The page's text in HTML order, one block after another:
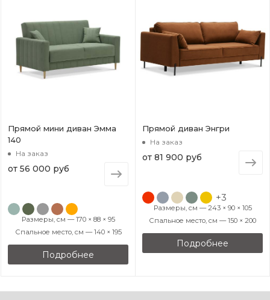
Прямой мини диван Эмма
140
На заказ
от 56 000 руб
Размеры, см — 170 × 88 × 95
Спальное место, см — 140 × 195
Подробнее
Прямой диван Энгри
На заказ
от 81 900 руб
+3
Размеры, см — 243 × 90 × 105
Спальное место, см — 150 × 200
Подробнее